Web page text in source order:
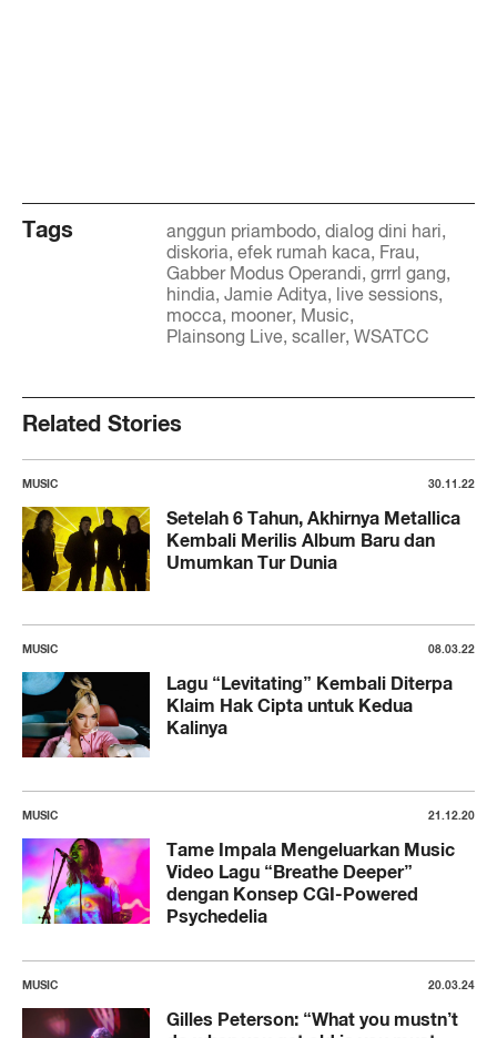
Tags anggun priambodo dialog dini hari
diskoria efek rumah kaca Frau
Gabber Modus Operandi grrrl gang
hindia Jamie Aditya live sessions
mocca mooner Music
Plainsong Live scaller WSATCC
Related Stories
MUSIC 30.11.22
Setelah 6 Tahun, Akhirnya Metallica
Kembali Merilis Album Baru dan
Umumkan Tur Dunia
MUSIC 08.03.22
Lagu “Levitating” Kembali Diterpa
Klaim Hak Cipta untuk Kedua
Kalinya
MUSIC 21.12.20
Tame Impala Mengeluarkan Music
Video Lagu “Breathe Deeper”
dengan Konsep CGI-Powered
Psychedelia
MUSIC 20.03.24
Gilles Peterson: “What you mustn’t